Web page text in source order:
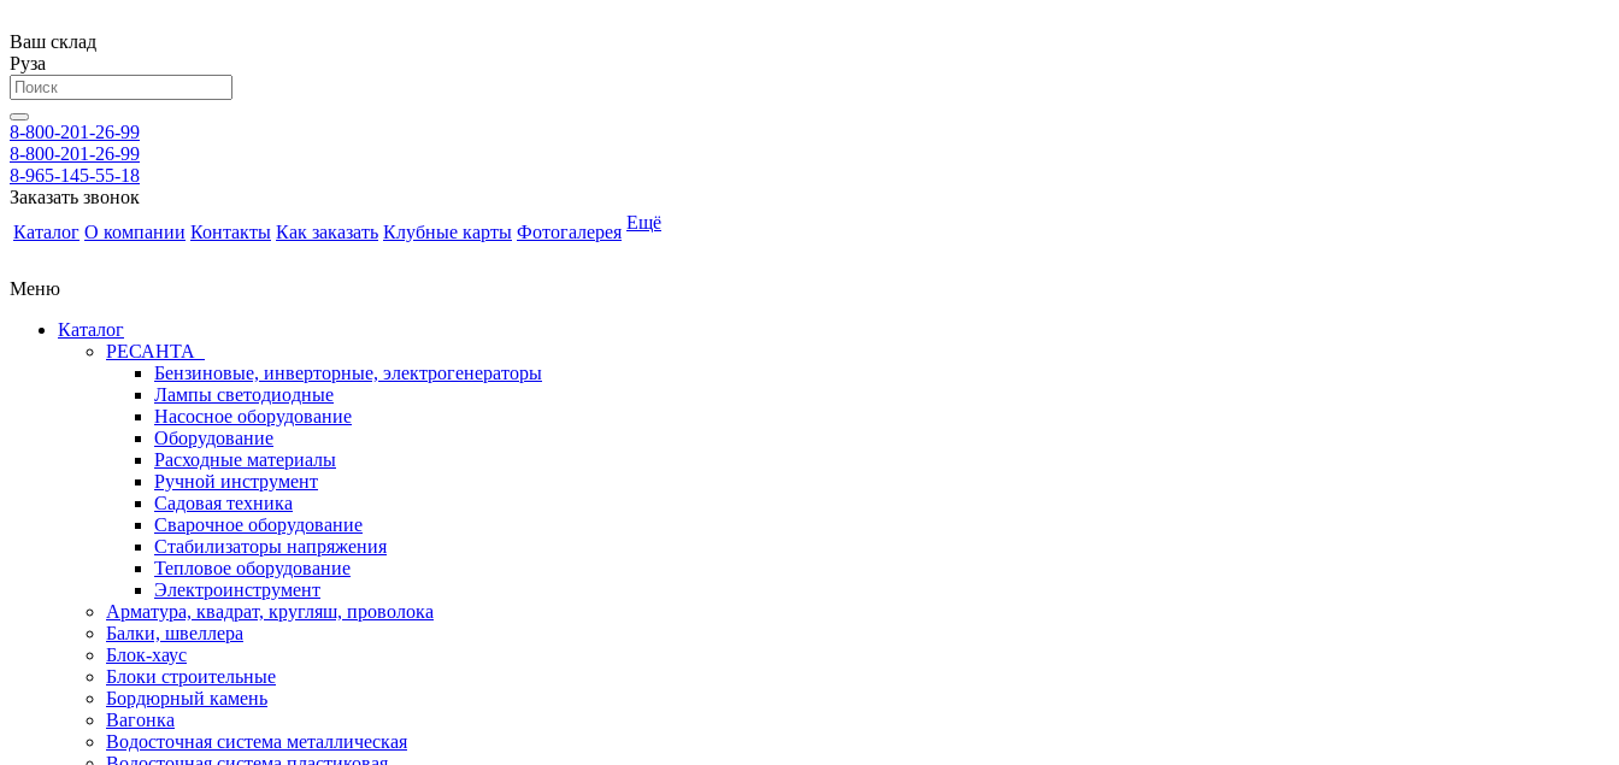
Ваш склад
Руза
8-800-201-26-99
8-800-201-26-99
8-965-145-55-18
Заказать звонок
Каталог О компании Контакты Как заказать Клубные карты Фотогалерея Ещё
Меню
Каталог
РЕСАНТА
Бензиновые, инверторные, электрогенераторы
Лампы светодиодные
Насосное оборудование
Оборудование
Расходные материалы
Ручной инструмент
Садовая техника
Сварочное оборудование
Стабилизаторы напряжения
Тепловое оборудование
Электроинструмент
Арматура, квадрат, кругляш, проволока
Балки, швеллера
Блок-хаус
Блоки строительные
Бордюрный камень
Вагонка
Водосточная система металлическая